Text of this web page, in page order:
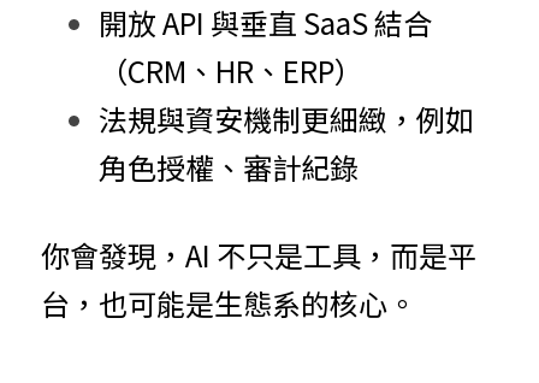
開放 API 與垂直 SaaS 結合
（CRM、HR、ERP）
法規與資安機制更細緻，例如
角色授權、審計紀錄
你會發現，AI 不只是工具，而是平
台，也可能是生態系的核心。